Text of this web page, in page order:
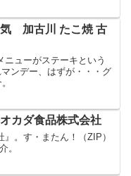
気 加古川 たこ焼 古
ューがステーキという
ンデー、はずが・・・グ
カダ食品株式会社
。す・またん！（ZIP）
。